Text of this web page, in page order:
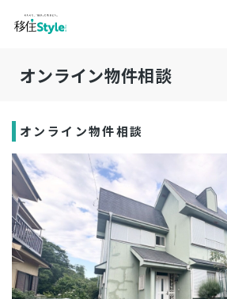
オンライン物件相談
オンライン物件相談